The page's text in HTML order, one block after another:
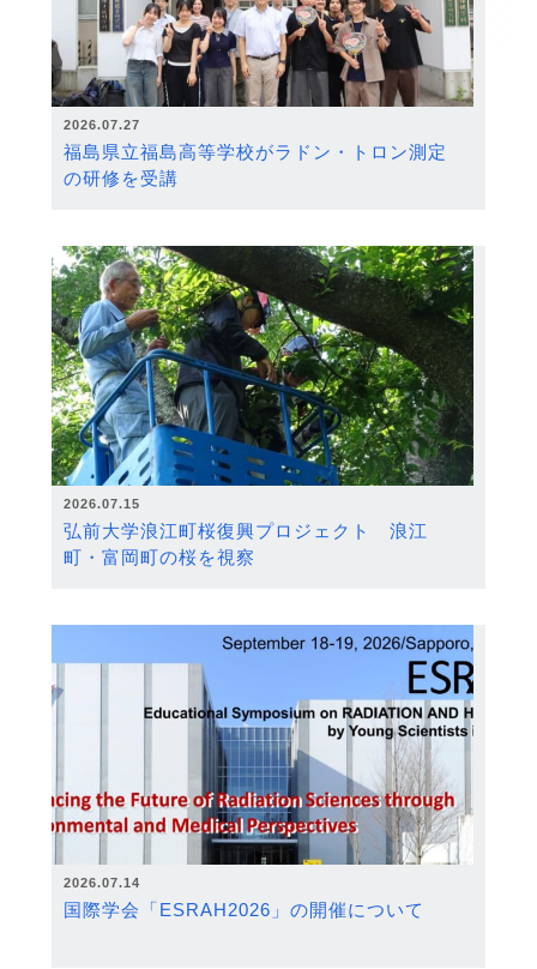
2026.07.27
福島県立福島高等学校がラドン・トロン測定
の研修を受講
2026.07.15
弘前大学浪江町桜復興プロジェクト 浪江
町・富岡町の桜を視察
2026.07.14
国際学会「ESRAH2026」の開催について